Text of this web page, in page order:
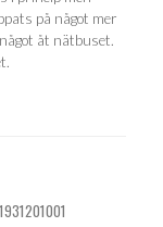
på något mer
åt nätbuset.